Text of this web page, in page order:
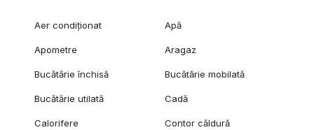
Aer condiționat Apă
Apometre Aragaz
Bucătărie închisă Bucătărie mobilată
Bucătărie utilată Cadă
Calorifere Contor căldură